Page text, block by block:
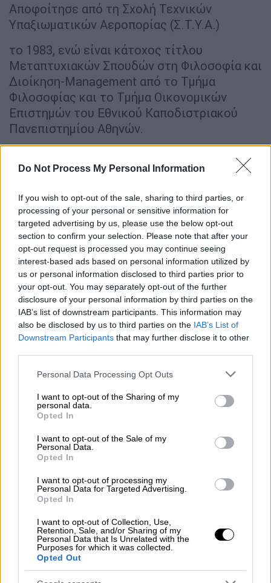
Do Not Process My Personal Information
If you wish to opt-out of the sale, sharing to third parties, or
processing of your personal or sensitive information for
targeted advertising by us, please use the below opt-out
section to confirm your selection. Please note that after your
opt-out request is processed you may continue seeing
interest-based ads based on personal information utilized by
us or personal information disclosed to third parties prior to
your opt-out. You may separately opt-out of the further
disclosure of your personal information by third parties on the
IAB’s list of downstream participants. This information may
also be disclosed by us to third parties on the IAB’s List of
Downstream Participants that may further disclose it to other
Please note that this website/app uses one or more Google
not limited to your visit or usage behaviour. You may click to
grant or deny consent to Google and its third-party tags to
use your data for below specified purposes in below Google
consent section.
Personal Data Processing Opt Outs
I want to opt-out of the Sharing of my
personal data.
Opted In
I want to opt-out of the Sale of my
Personal Data.
Opted In
I want to opt-out of processing my
Personal Data for Targeted Advertising.
Opted In
I want to opt-out of Collection, Use,
Retention, Sale, and/or Sharing of my
Personal Data that Is Unrelated with the
Purposes for which it was collected.
Opted Out
Αποφοίτησε από τη Σχολή Τεχνικών
Υπαξιωματικών Αεροπορίας (Σ.Τ.Υ.Α.)
το 1983, ενώ είναι κάτοχος τίτλου
Μεταπτυχιακών Σπουδών στη Φιλοσοφία και
Διοίκηση-Management από το Τμήμα
Φιλοσοφίας και το Τμήμα Οικονομικών
Επιστημών του Εθνικού Καποδιστριακού
Πανεπιστημίου Αθηνών.
θέσεις ευθύνης στην Πολεμική Αεροπορία
Το 1987 δημιούργησε την επιχείρηση
«Εμπόριο Ποτών Καββαδάς». Την περίοδο
2006 – 2010 διετέλεσε πρόεδρος της
ομάδας μπάσκετ ανδρών «Δόξα Λευκάδας»,
επιτυγχάνοντας, μαζί με τους συνεργάτες
του, την άνοδό της στην Α2 Εθνική. Το 2010,
στην πρώτη του υποψηφιότητα σε
δημοτικές εκλογές, εξελέγη πρώτος
δημοτικός σύμβουλος από τον συνδυασμό
των «Ενεργών Πολιτών».
Κατά τα έτη 2011 – 2014 διετέλεσε
Αντιπρόεδρος του Δημοτικού Συμβουλίου
Λευκάδας. Από το 2013 έως και το 2021
κατείχε την θέση του Αντιπρόεδρου της
Ένωσης Ποδοσφαιρικών Σωματείων
Πρέβεζας-Λευκάδας.
Το 2014 στις δημοτικές εκλογές,
επανεκλέγεται πρώτος σε ψήφους από
2015 θέτει για πρώτη φορά υποψηφιότητα
στις Εθνικές Εκλογές.
Τον Σεπτέμβριο του 2015 εκλέγεται για